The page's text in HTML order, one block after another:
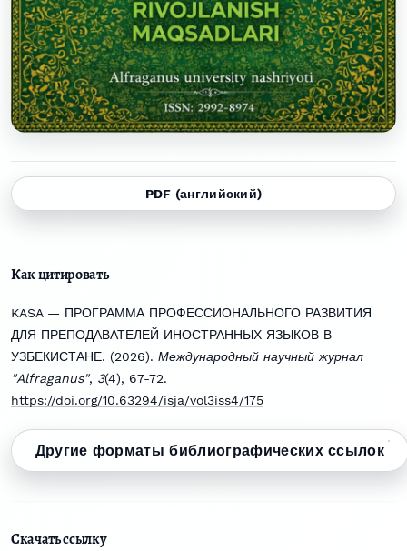
PDF (английский)
Как цитировать
KASA — ПРОГРАММА ПРОФЕССИОНАЛЬНОГО РАЗВИТИЯ
ДЛЯ ПРЕПОДАВАТЕЛЕЙ ИНОСТРАННЫХ ЯЗЫКОВ В
УЗБЕКИСТАНЕ. (2026). Международный научный журнал
"Alfraganus", 3(4), 67-72.
https://doi.org/10.63294/isja/vol3iss4/175
Другие форматы библиографических ссылок
Скачать ссылку